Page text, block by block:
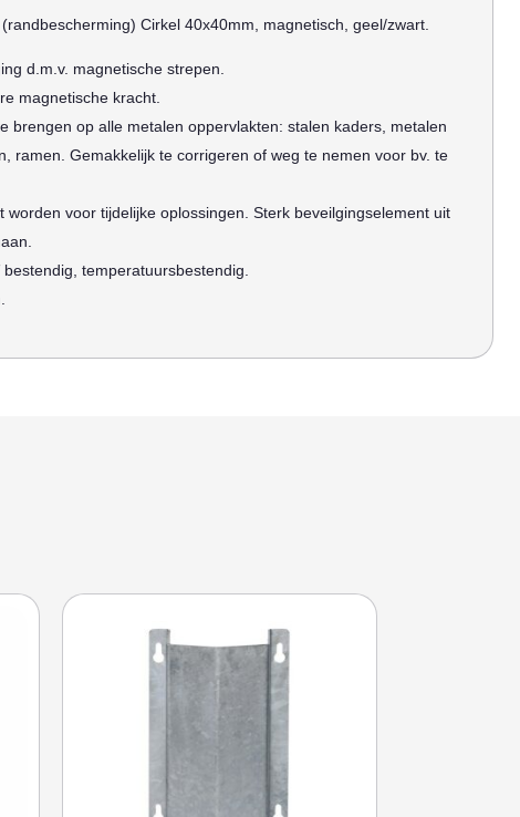
Cirkel 40x40mm, magnetisch, geel/zwart.
d.m.v. magnetische strepen.
magnetische kracht.
brengen op alle metalen oppervlakten: stalen kaders, metalen
ramen. Gemakkelijk te corrigeren of weg te nemen voor bv. te
worden voor tijdelijke oplossingen. Sterk beveilgingselement uit
bestendig, temperatuursbestendig.